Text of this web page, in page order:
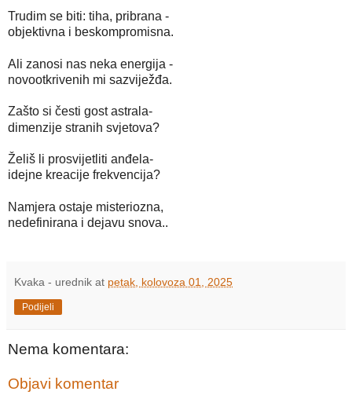
Trudim se biti: tiha, pribrana -
objektivna i beskompromisna.
Ali zanosi nas neka energija -
novootkrivenih mi sazviježđa.
Zašto si česti gost astrala-
dimenzije stranih svjetova?
Želiš li prosvijetliti anđela-
idejne kreacije frekvencija?
Namjera ostaje misteriozna,
nedefinirana i dejavu snova..
Kvaka - urednik at petak, kolovoza 01, 2025
Podijeli
Nema komentara:
Objavi komentar